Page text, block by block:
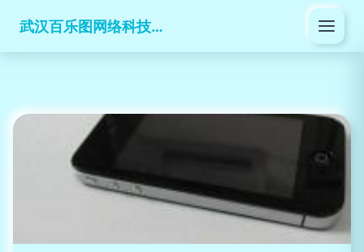
武汉百乐图网络科技有限公司